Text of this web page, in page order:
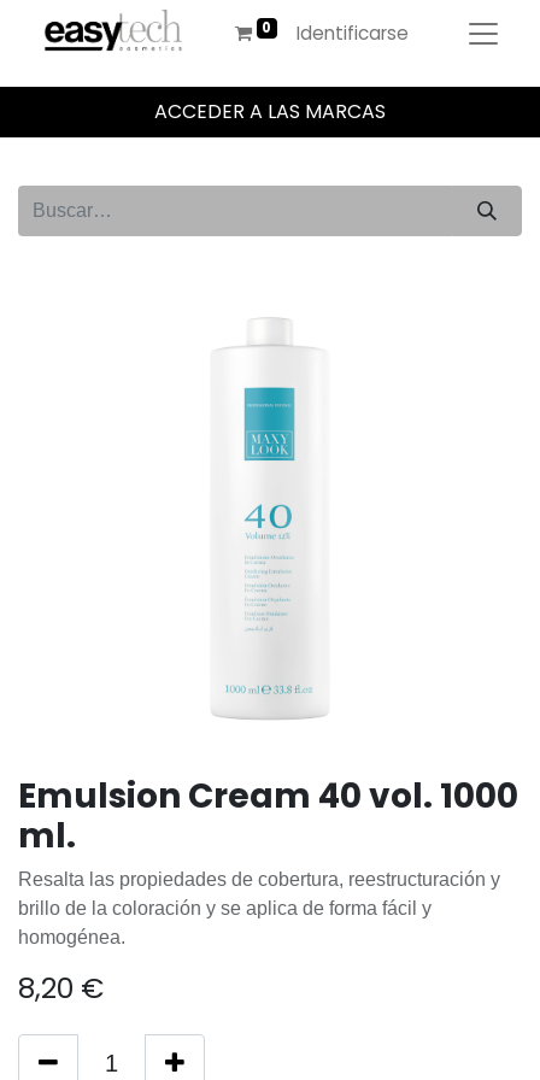
Identificarse
ACCEDER A LAS MARCAS
Emulsion Cream 40 vol. 1000
ml.
Resalta las propiedades de cobertura, reestructuración y
brillo de la coloración y se aplica de forma fácil y
homogénea.
8,20 €